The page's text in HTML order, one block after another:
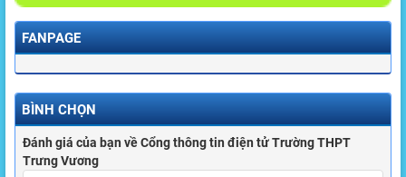
FANPAGE
BÌNH CHỌN
Đánh giá của bạn về Cổng thông tin điện tử Trường THPT
Trưng Vương